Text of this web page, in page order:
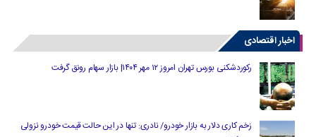
اخبار اقتصادی
رکوردشکنی بورس تهران امروز ۱۲ مهر ۱۴۰۴| بازار سهام رونق گرفت
زخم کاری دلار به بازار خودرو/ نادری: تنها در این حالت قیمت خودرو نزولی